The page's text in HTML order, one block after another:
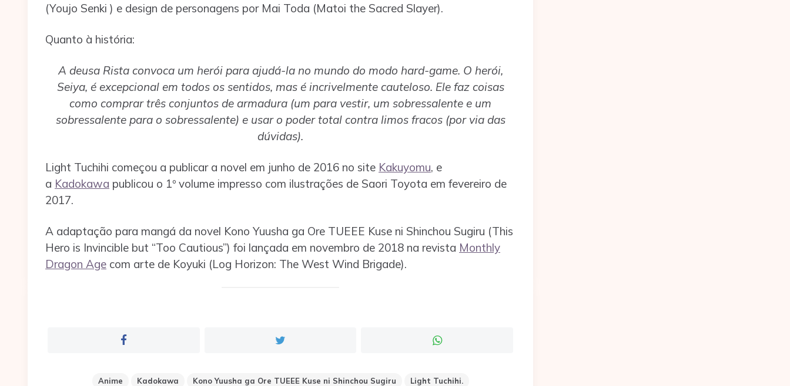
(Youjo Senki ) e design de personagens por Mai Toda (Matoi the Sacred Slayer).
Quanto à história:
A deusa Rista convoca um herói para ajudá-la no mundo do modo hard-game. O herói,
Seiya, é excepcional em todos os sentidos, mas é incrivelmente cauteloso. Ele faz coisas
como comprar três conjuntos de armadura (um para vestir, um sobressalente e um
sobressalente para o sobressalente) e usar o poder total contra limos fracos (por via das
dúvidas).
Light Tuchihi começou a publicar a novel em junho de 2016 no site Kakuyomu, e
a Kadokawa publicou o 1º volume impresso com ilustrações de Saori Toyota em fevereiro de
2017.
A adaptação para mangá da novel Kono Yuusha ga Ore TUEEE Kuse ni Shinchou Sugiru (This
Hero is Invincible but “Too Cautious”) foi lançada em novembro de 2018 na revista Monthly
Dragon Age com arte de Koyuki (Log Horizon: The West Wind Brigade).
Anime Kadokawa Kono Yuusha ga Ore TUEEE Kuse ni Shinchou Sugiru
Light Tuchihi.